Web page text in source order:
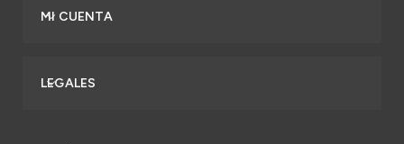
MI CUENTA
LEGALES